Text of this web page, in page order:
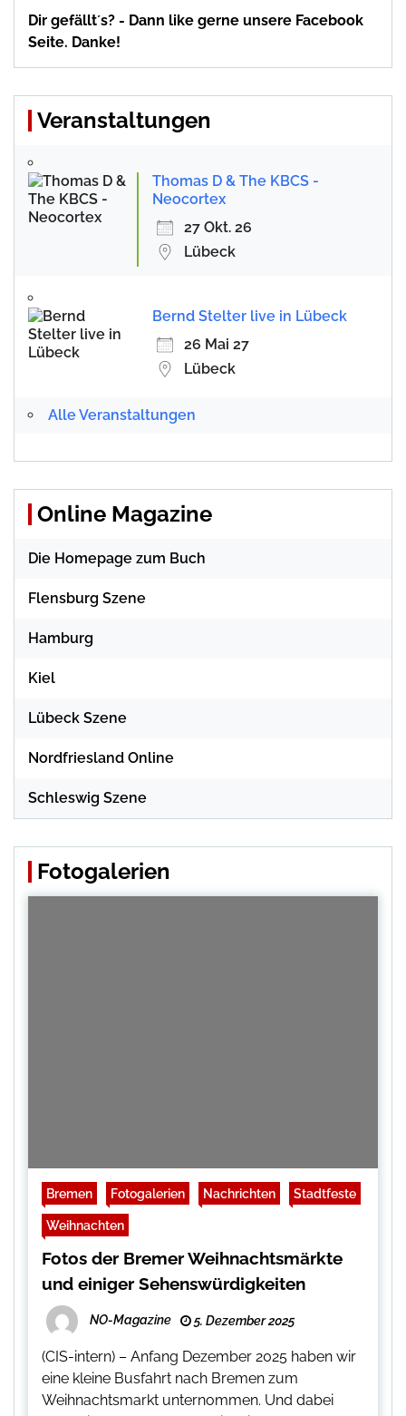
Dir gefällt´s? - Dann like gerne unsere Facebook
Seite. Danke!
Veranstaltungen
Thomas D & The KBCS -
Neocortex
27 Okt. 26
Lübeck
Bernd Stelter live in Lübeck
26 Mai 27
Lübeck
Alle Veranstaltungen
Online Magazine
Die Homepage zum Buch
Flensburg Szene
Hamburg
Kiel
Lübeck Szene
Nordfriesland Online
Schleswig Szene
Fotogalerien
Bremen Fotogalerien Nachrichten Stadtfeste
Weihnachten
Fotos der Bremer Weihnachtsmärkte
und einiger Sehenswürdigkeiten
NO-Magazine 5. Dezember 2025
(CIS-intern) – Anfang Dezember 2025 haben wir
eine kleine Busfahrt nach Bremen zum
Weihnachtsmarkt unternommen. Und dabei